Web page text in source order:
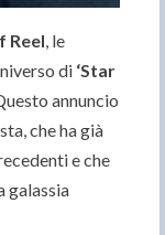
Reel, le
di ‘Star
annuncio
che ha già
e che
galassia